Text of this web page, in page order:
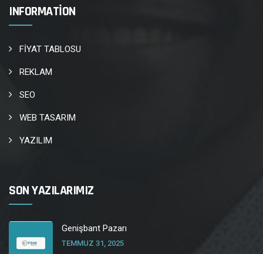
INFORMATION
FİYAT TABLOSU
REKLAM
SEO
WEB TASARIM
YAZILIM
SON YAZILARIMIZ
Genişbant Pazarı
TEMMUZ 31, 2025